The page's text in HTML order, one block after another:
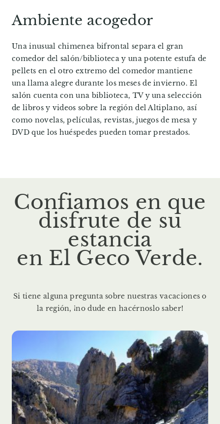
Ambiente acogedor
Una inusual chimenea bifrontal separa el gran
comedor del salón/biblioteca y una potente estufa de
pellets en el otro extremo del comedor mantiene
una llama alegre durante los meses de invierno. El
salón cuenta con una biblioteca, TV y una selección
de libros y videos sobre la región del Altiplano, así
como novelas, películas, revistas, juegos de mesa y
DVD que los huéspedes pueden tomar prestados.
Confiamos en que
disfrute de su
estancia
en El Geco Verde.
Si tiene alguna pregunta sobre nuestras vacaciones o
la región, ¡no dude en hacérnoslo saber!